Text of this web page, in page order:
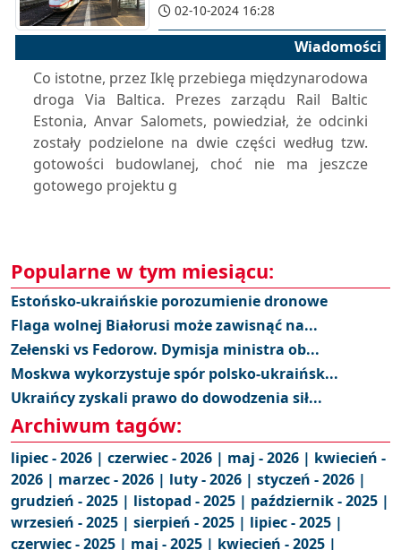
02-10-2024 16:28
Wiadomości
Co istotne, przez Iklę przebiega międzynarodowa
droga Via Baltica. Prezes zarządu Rail Baltic
Estonia, Anvar Salomets, powiedział, że odcinki
zostały podzielone na dwie części według tzw.
gotowości budowlanej, choć nie ma jeszcze
gotowego projektu g
Popularne w tym miesiącu:
Estońsko-ukraińskie porozumienie dronowe
Flaga wolnej Białorusi może zawisnąć na...
Zełenski vs Fedorow. Dymisja ministra ob...
Moskwa wykorzystuje spór polsko-ukraińsk...
Ukraińcy zyskali prawo do dowodzenia sił...
Archiwum tagów:
lipiec - 2026 | czerwiec - 2026 | maj - 2026 | kwiecień -
2026 | marzec - 2026 | luty - 2026 | styczeń - 2026 |
grudzień - 2025 | listopad - 2025 | październik - 2025 |
wrzesień - 2025 | sierpień - 2025 | lipiec - 2025 |
czerwiec - 2025 | maj - 2025 | kwiecień - 2025 |